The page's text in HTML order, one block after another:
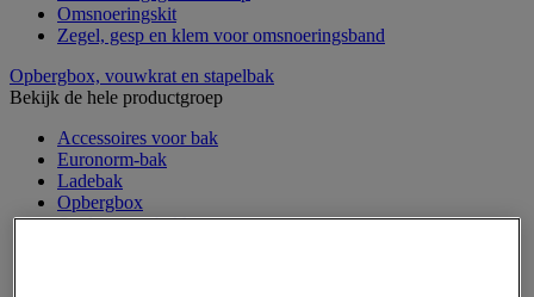
Omsnoeringskit
Zegel, gesp en klem voor omsnoeringsband
Opbergbox, vouwkrat en stapelbak
Bekijk de hele productgroep
Accessoires voor bak
Euronorm-bak
Ladebak
Opbergbox
Opslag voor bakken